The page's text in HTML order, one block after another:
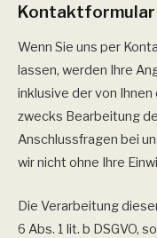
Kontaktformular
Wenn Sie uns per
lassen, werden Ihre
inklusive der von
zwecks Bearbeitung
Anschlussfragen bei
wir nicht ohne Ihre
Die Verarbeitung
6 Abs. 1 lit. b DSGVO,